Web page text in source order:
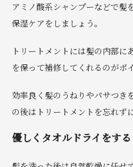
アミノ酸系シャンプーなどで髪
保湿ケアをしましょう。
トリートメントには髪の内部に
を保って補修してくれるのがポ
効率良く髪のうねりやパサつき
の後はトリートメントを忘れず
優しくタオルドライをする